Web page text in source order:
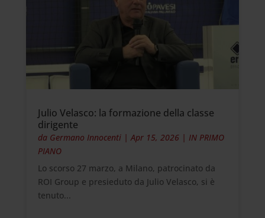
Julio Velasco: la formazione della classe
dirigente
da Germano Innocenti| Apr 15, 2026| IN PRIMO
PIANO
Lo scorso 27 marzo, a Milano, patrocinato da
ROI Group e presieduto da Julio Velasco, si è
tenuto...